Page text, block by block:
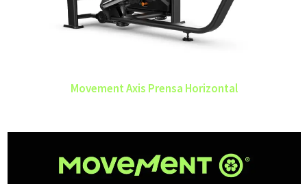
Movement Axis Prensa Horizontal